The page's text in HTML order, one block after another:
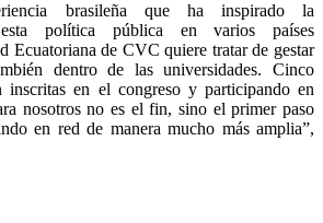
brasileña que ha inspirado la
política pública en varios países
Ecuatoriana de CVC quiere tratar de gestar
dentro de las universidades. Cinco
inscritas en el congreso y participando en
nosotros no es el fin, sino el primer paso
en red de manera mucho más amplia”,